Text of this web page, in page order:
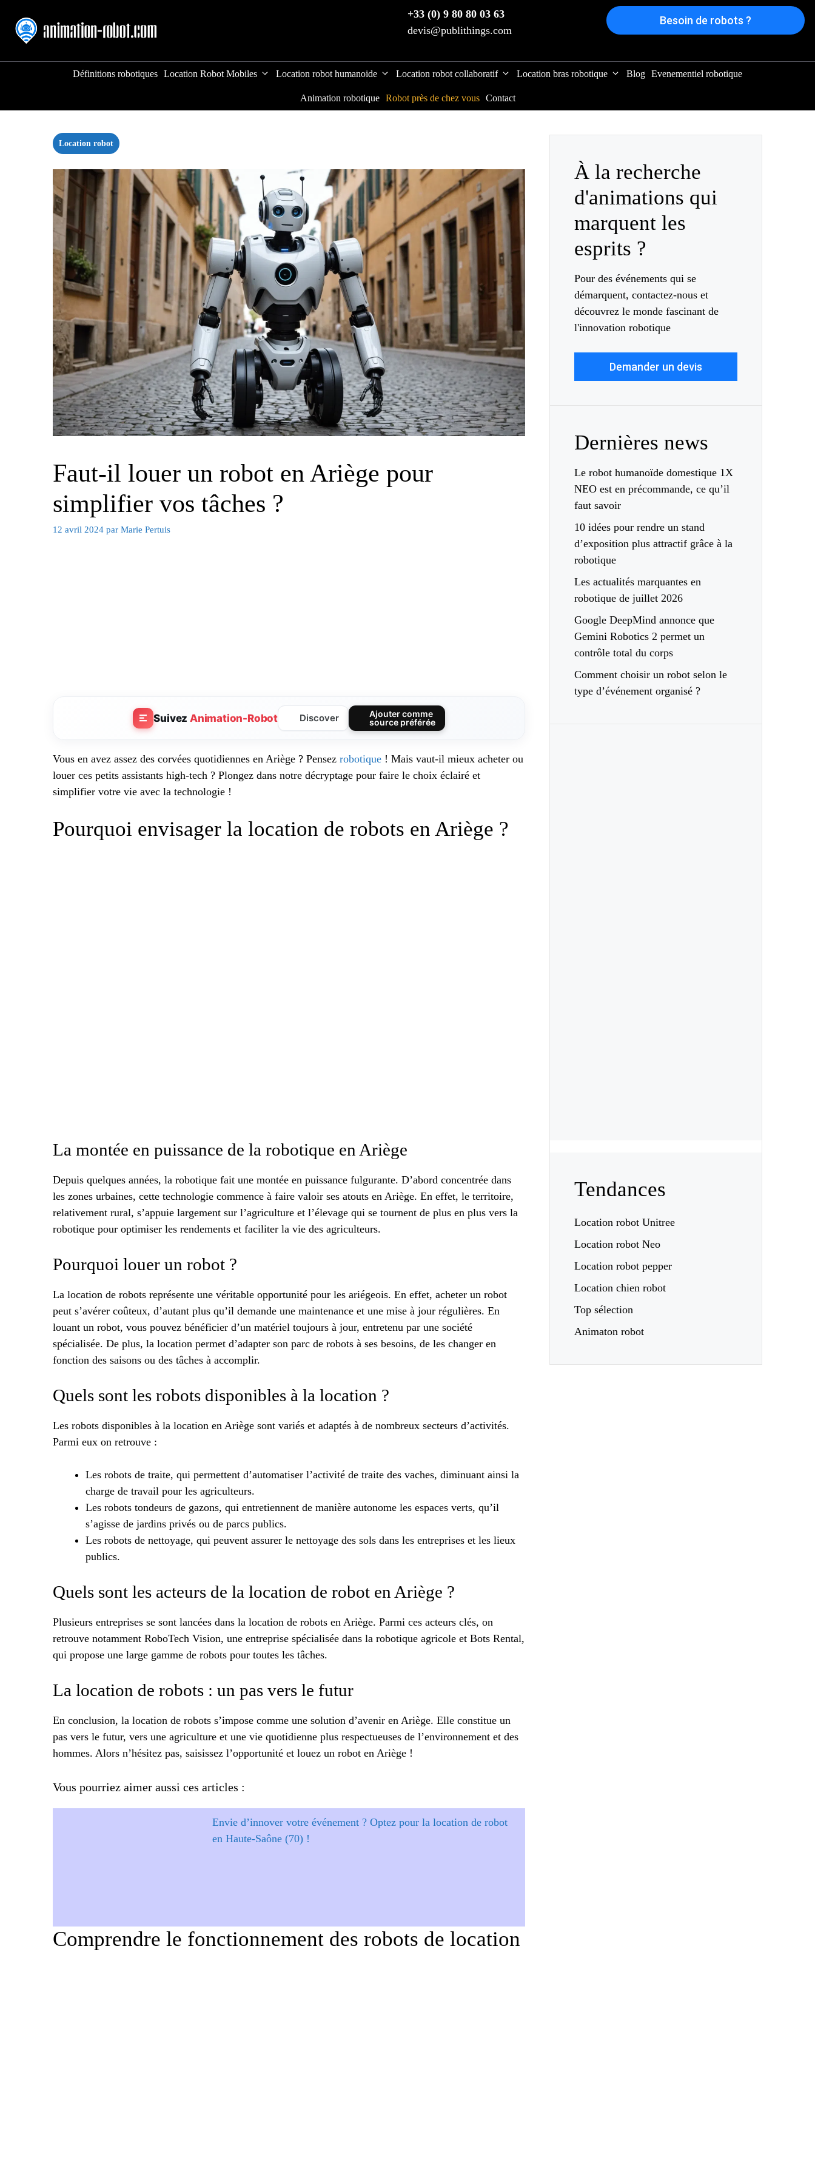
contenu
+33 (0) 9 80 80 03 63
devis@publithings.com
Besoin de robots ?
Définitions robotiques Location Robot Mobiles Location robot humanoide Location robot collaboratif Location bras robotique Blog Evenementiel robotique
Animation robotique Robot près de chez vous Contact
Location robot
Faut-il louer un robot en Ariège pour
simplifier vos tâches ?
12 avril 2024 par Marie Pertuis
Suivez Animation-Robot Discover
Ajouter comme
source préférée
Vous en avez assez des corvées quotidiennes en Ariège ? Pensez robotique ! Mais vaut-il mieux acheter ou
louer ces petits assistants high-tech ? Plongez dans notre décryptage pour faire le choix éclairé et
simplifier votre vie avec la technologie !
Pourquoi envisager la location de robots en Ariège ?
La montée en puissance de la robotique en Ariège
Depuis quelques années, la robotique fait une montée en puissance fulgurante. D’abord concentrée dans
les zones urbaines, cette technologie commence à faire valoir ses atouts en Ariège. En effet, le territoire,
relativement rural, s’appuie largement sur l’agriculture et l’élevage qui se tournent de plus en plus vers la
robotique pour optimiser les rendements et faciliter la vie des agriculteurs.
Pourquoi louer un robot ?
La location de robots représente une véritable opportunité pour les ariégeois. En effet, acheter un robot
peut s’avérer coûteux, d’autant plus qu’il demande une maintenance et une mise à jour régulières. En
louant un robot, vous pouvez bénéficier d’un matériel toujours à jour, entretenu par une société
spécialisée. De plus, la location permet d’adapter son parc de robots à ses besoins, de les changer en
fonction des saisons ou des tâches à accomplir.
Quels sont les robots disponibles à la location ?
Les robots disponibles à la location en Ariège sont variés et adaptés à de nombreux secteurs d’activités.
Parmi eux on retrouve :
Les robots de traite, qui permettent d’automatiser l’activité de traite des vaches, diminuant ainsi la
charge de travail pour les agriculteurs.
Les robots tondeurs de gazons, qui entretiennent de manière autonome les espaces verts, qu’il
s’agisse de jardins privés ou de parcs publics.
Les robots de nettoyage, qui peuvent assurer le nettoyage des sols dans les entreprises et les lieux
publics.
Quels sont les acteurs de la location de robot en Ariège ?
Plusieurs entreprises se sont lancées dans la location de robots en Ariège. Parmi ces acteurs clés, on
retrouve notamment RoboTech Vision, une entreprise spécialisée dans la robotique agricole et Bots Rental,
qui propose une large gamme de robots pour toutes les tâches.
La location de robots : un pas vers le futur
En conclusion, la location de robots s’impose comme une solution d’avenir en Ariège. Elle constitue un
pas vers le futur, vers une agriculture et une vie quotidienne plus respectueuses de l’environnement et des
hommes. Alors n’hésitez pas, saisissez l’opportunité et louez un robot en Ariège !
Vous pourriez aimer aussi ces articles :
Envie d’innover votre événement ? Optez pour la location de robot
en Haute-Saône (70) !
Comprendre le fonctionnement des robots de location
À la recherche
d'animations qui
marquent les
esprits ?
Pour des événements qui se
démarquent, contactez-nous et
découvrez le monde fascinant de
l'innovation robotique
Demander un devis
Dernières news
Le robot humanoïde domestique 1X
NEO est en précommande, ce qu’il
faut savoir
10 idées pour rendre un stand
d’exposition plus attractif grâce à la
robotique
Les actualités marquantes en
robotique de juillet 2026
Google DeepMind annonce que
Gemini Robotics 2 permet un
contrôle total du corps
Comment choisir un robot selon le
type d’événement organisé ?
Tendances
Location robot Unitree
Location robot Neo
Location robot pepper
Location chien robot
Top sélection
Animaton robot